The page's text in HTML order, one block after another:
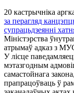
20 кастрычніка
за перагляд
супрацьдзеянні
Міністэрства
атрымаў адказ з
У лісце
мэтазгодным
самастойнага
прапрацоўваць ў